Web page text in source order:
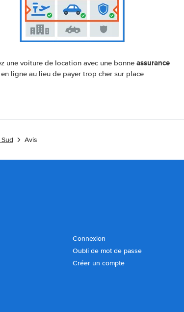
une voiture de location avec une bonne assurance
en ligne au lieu de payer trop cher sur place
Avis
Connexion
Oubli de mot de passe
Créer un compte